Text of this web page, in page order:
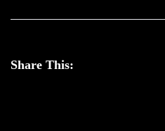
Share This: